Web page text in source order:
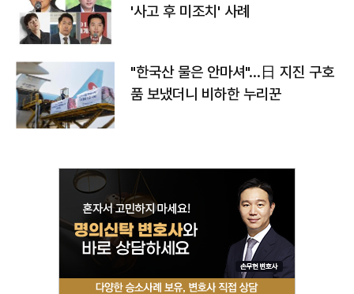
'사고 후 미조치' 사례
"한국산 물은 안마셔"…日 지진 구호
품 보냈더니 비하한 누리꾼